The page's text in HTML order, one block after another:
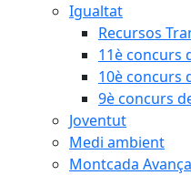
Igualtat
Recursos
11è concurs
10è concurs
9è concurs
Joventut
Medi ambient
Montcada Avança